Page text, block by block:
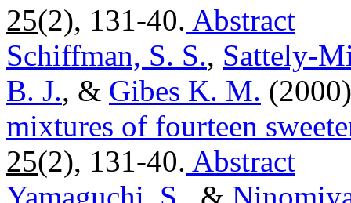
25(2), 131-40. Abstract
Schiffman, S. S., Sattely-
B. J., & Gibes K. M.
mixtures of fourteen
25(2), 131-40. Abstract
Yamaguchi, S., &